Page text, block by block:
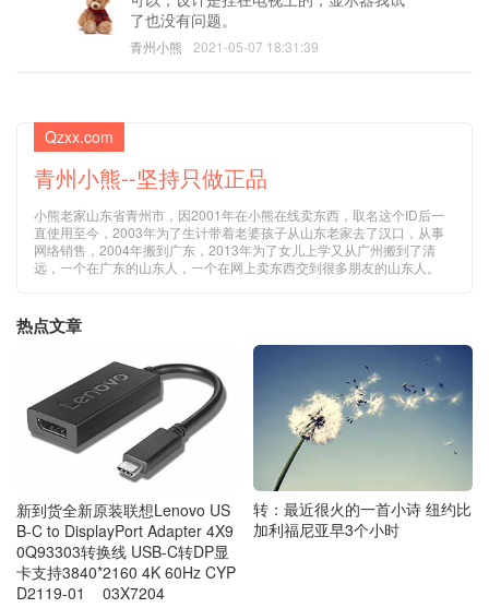
了也没有问题。
青州小熊 2021-05-07 18:31:39
Qzxx.com
青州小熊--坚持只做正品
小熊老家山东省青州市，因2001年在小熊在线卖东西，取名这个ID后一
直使用至今，2003年为了生计带着老婆孩子从山东老家去了汉口，从事
网络销售，2004年搬到广东，2013年为了女儿上学又从广州搬到了清
远，一个在广东的山东人，一个在网上卖东西交到很多朋友的山东人。
热点文章
新到货全新原装联想Lenovo US
B-C to DisplayPort Adapter 4X9
0Q93303转换线 USB-C转DP显
卡支持3840*2160 4K 60Hz CYP
D2119-01 03X7204
转：最近很火的一首小诗 纽约比
加利福尼亚早3个小时